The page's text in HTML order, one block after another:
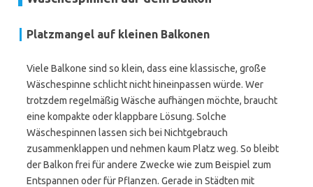
Platzmangel auf kleinen Balkonen
Viele Balkone sind so klein, dass eine klassische, große
Wäschespinne schlicht nicht hineinpassen würde. Wer
trotzdem regelmäßig Wäsche aufhängen möchte, braucht
eine kompakte oder klappbare Lösung. Solche
Wäschespinnen lassen sich bei Nichtgebrauch
zusammenklappen und nehmen kaum Platz weg. So bleibt
der Balkon frei für andere Zwecke wie zum Beispiel zum
Entspannen oder für Pflanzen. Gerade in Städten mit